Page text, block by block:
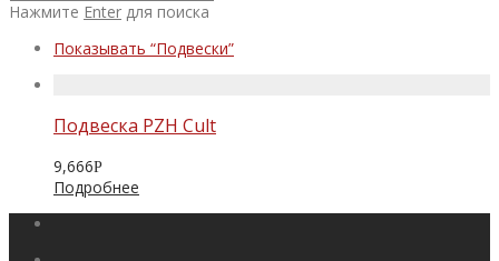
Нажмите Enter для поиска
Показывать “Подвески”
Подвеска PZH Cult
9,666Р
Подробнее